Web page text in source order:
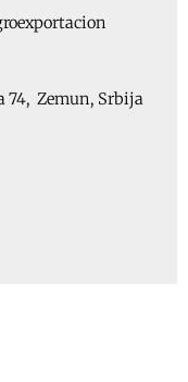
74, Zemun, Srbija